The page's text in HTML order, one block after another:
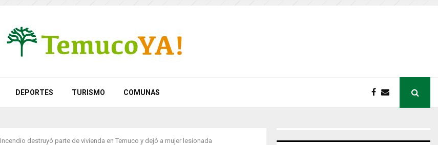
DEPORTES TURISMO COMUNAS
Incendio destruyó parte de vivienda en Temuco y dejó a mujer lesionada